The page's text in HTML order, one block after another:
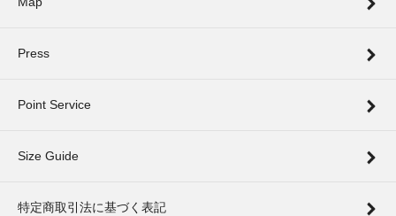
Press
Point Service
Size Guide
特定商取引法に基づく表記